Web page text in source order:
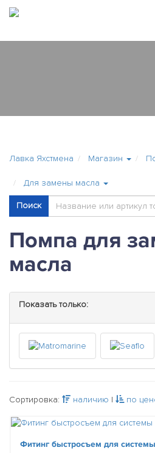
Лавка Яхстмена Магазин
Для замены масла
Поиск
Помпа для
масла
Показать только:
Сортировка: наличию | по
Фитинг быстросъем для